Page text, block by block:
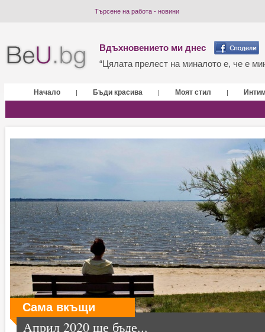
Търсене на работа - новини
Вдъхновението ми днес
“Цялата прелест на миналото е, че е
Начало | Бъди красива | Моят стил |
Сама вкъщи
Април 2020 ще бъде...